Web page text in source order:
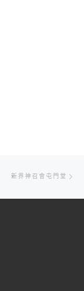
新界神召會屯門堂